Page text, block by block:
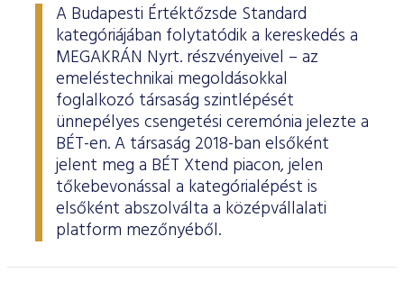
A Budapesti Értéktőzsde Standard
kategóriájában folytatódik a kereskedés a
MEGAKRÁN Nyrt. részvényeivel – az
emeléstechnikai megoldásokkal
foglalkozó társaság szintlépését
ünnepélyes csengetési ceremónia jelezte a
BÉT-en. A társaság 2018-ban elsőként
jelent meg a BÉT Xtend piacon, jelen
tőkebevonással a kategórialépést is
elsőként abszolválta a középvállalati
platform mezőnyéből.